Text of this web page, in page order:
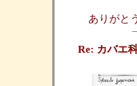
ありがと
Re: カバエ